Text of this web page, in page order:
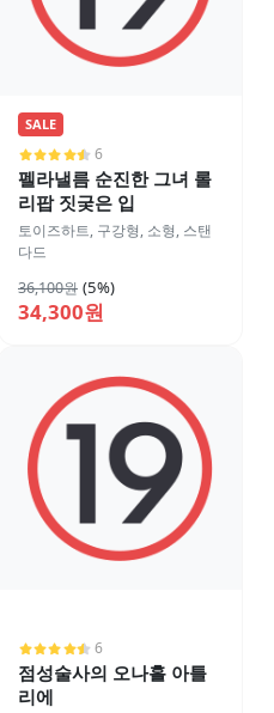
SALE
6
펠라낼름 순진한 그녀 롤
리팝 짓궂은 입
토이즈하트, 구강형, 소형, 스탠
다드
36,100원 (5%)
34,300원
6
점성술사의 오나홀 아틀
리에